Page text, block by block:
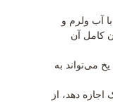
آب ولرم و
کامل آن
می‌تواند به
دهد، از